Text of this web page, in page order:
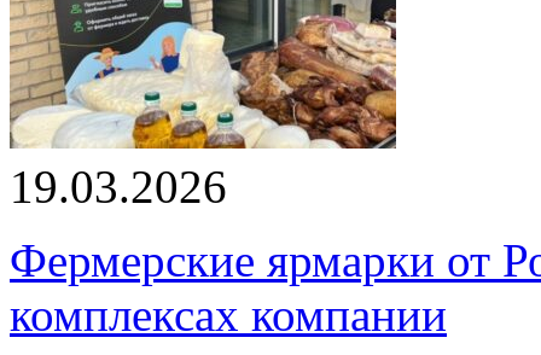
19.03.2026
Фермерские ярмарки от
комплексах компании